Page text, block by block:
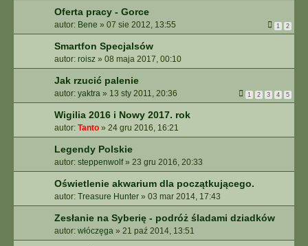
Oferta pracy - Gorce
autor: Bene » 07 sie 2012, 13:55 1 2
Smartfon Specjalsów
autor: roisz » 08 maja 2017, 00:10
Jak rzucić palenie
autor: yaktra » 13 sty 2011, 20:36 1 2 3 4 5
Wigilia 2016 i Nowy 2017. rok
autor: Tanto » 24 gru 2016, 16:21
Legendy Polskie
autor: steppenwolf» 23 gru 2016, 20:33
Oświetlenie akwarium dla początkującego.
autor: Treasure Hunter » 03 mar 2014, 17:43
Zesłanie na Syberię - podróż śladami dziadków
autor: włóczęga » 21 paź 2014, 13:51